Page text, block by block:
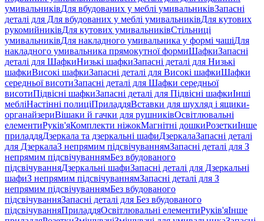
умивальниківДля вбудованих у меблі умивальниківЗапасні
деталі для Для вбудованих у меблі умивальниківДля кутових
рукомийниківДля кутових умивальниківСтільниці
умивальниківДля накладного умивальника у формі чашіДля
накладного умивальника прямокутної формиШафкиЗапасні
деталі для ШафкиНизькі шафкиЗапасні деталі для Низькі
шафкиВисокі шафкиЗапасні деталі для Високі шафкиШафки
середньої висотиЗапасні деталі для Шафки середньої
висотиПідвісні шафкиЗапасні деталі для Підвісні шафкиІнші
мебліНастінні полиціПриладдяВставки для шухляд і ящики-
органайзериВішаки й гачки для рушниківОсвітлювальні
елементиРуків'яКомплекти ніжокМагнітні дошкиРозеткиІнше
приладдяДзеркала та дзеркальні шафиДзеркалаЗапасні деталі
для ДзеркалаЗ непрямим підсвічуваннямЗапасні деталі для З
непрямим підсвічуваннямБез вбудованого
підсвічуванняДзеркальні шафиЗапасні деталі для Дзеркальні
шафиЗ непрямим підсвічуваннямЗапасні деталі для З
непрямим підсвічуваннямБез вбудованого
підсвічуванняЗапасні деталі для Без вбудованого
підсвічуванняПриладдяОсвітлювальні елементиРуків'яІнше